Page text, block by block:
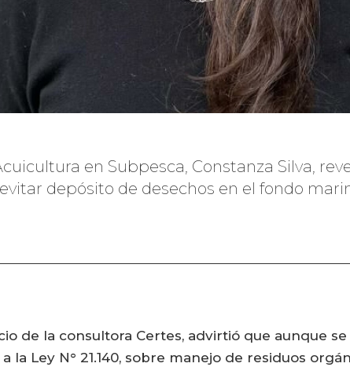
en Subpesca, Constanza Silva,
depósito de desechos en el fondo
de la consultora Certes, advirtió que aunque
la Ley N° 21.140, sobre manejo de residuos